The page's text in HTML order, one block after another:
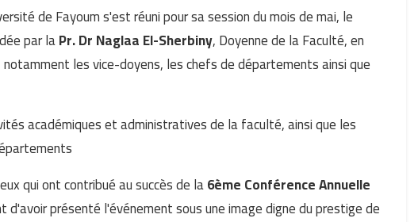
de Fayoum s'est réuni pour sa session du mois de mai, le
par laPr. Dr Naglaa El-Sherbiny, Doyenne de la Faculté, en
les vice-doyens, les chefs de départements ainsi que
académiques et administratives de la faculté, ainsi que les
qui ont contribué au succès de la6ème Conférence Annuelle
d'avoir présenté l'événement sous une image digne du prestige de